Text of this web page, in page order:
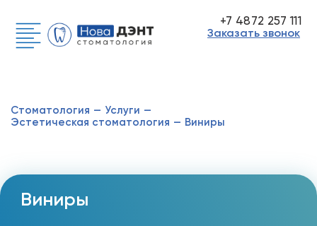
+7 4872 257 111
Заказать звонок
Стоматология — Услуги —
Эстетическая стоматология — Виниры
Виниры